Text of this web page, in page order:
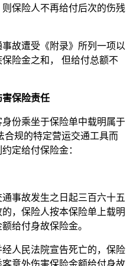
保险人不再给付后次的伤残
故遭受《附录》所列一项以
险金之和， 但给付总额不
害保险责任
份乘坐于保险单中载明属于
合规的特定营运交通工具而
定给付保险金：
事故发生之日起三百六十五
的，保险人按本保险单上载明
给付身故保险金。
人民法院宣告死亡的，保险